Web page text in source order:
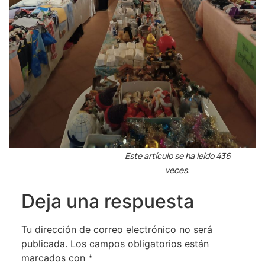
Este artículo se ha leído 436
veces.
Deja una respuesta
Tu dirección de correo electrónico no será
publicada. Los campos obligatorios están
marcados con *